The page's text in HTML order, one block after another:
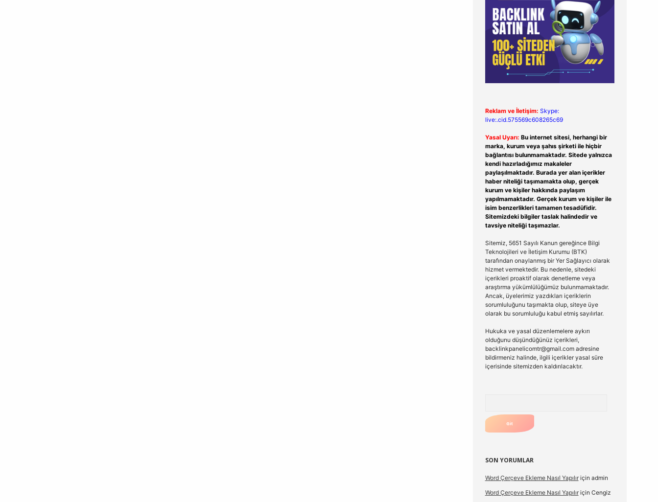
Reklam ve İletişim: Skype:
live:.cid.575569c608265c69
Yasal Uyarı: Bu internet sitesi, herhangi bir
marka, kurum veya şahıs şirketi ile hiçbir
bağlantısı bulunmamaktadır. Sitede yalnızca
kendi hazırladığımız makaleler
paylaşılmaktadır. Burada yer alan içerikler
haber niteliği taşımamakta olup, gerçek
kurum ve kişiler hakkında paylaşım
yapılmamaktadır. Gerçek kurum ve kişiler ile
isim benzerlikleri tamamen tesadüfidir.
Sitemizdeki bilgiler taslak halindedir ve
tavsiye niteliği taşımazlar.
Sitemiz, 5651 Sayılı Kanun gereğince Bilgi
Teknolojileri ve İletişim Kurumu (BTK)
tarafından onaylanmış bir Yer Sağlayıcı olarak
hizmet vermektedir. Bu nedenle, sitedeki
içerikleri proaktif olarak denetleme veya
araştırma yükümlülüğümüz bulunmamaktadır.
Ancak, üyelerimiz yazdıkları içeriklerin
sorumluluğunu taşımakta olup, siteye üye
olarak bu sorumluluğu kabul etmiş sayılırlar.
Hukuka ve yasal düzenlemelere aykırı
olduğunu düşündüğünüz içerikleri,
backlinkpanelicomtr@gmail.comadresine
bildirmeniz halinde, ilgili içerikler yasal süre
içerisinde sitemizden kaldırılacaktır.
SON YORUMLAR
Word Çerçeve Ekleme Nasıl Yapılıriçin admin
Word Çerçeve Ekleme Nasıl Yapılıriçin Cengiz